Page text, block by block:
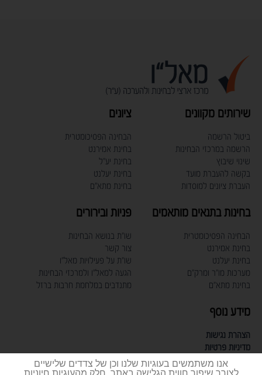
שירותים מקוונים
ביטול הרשמה
הרשמה במרכזי הבחינות
שינוי שיבוץ
בקשה להעברת מועד
העברת ציונים למוסדות
ציונים
הבחינה הפסיכומטרית
בחינת אמירנט
בחינת יע"ל
בחינת יעלנט
בחינת מתא"ם
בחינות בתנאים מותאמים
הבחינה הפסיכומטרית
בחינת אמירנט
בחינת יעלנט
מערכות מו"ר ומרק"ם
בחינת מתא"ם
פניות ובירורים
שו"ת בנושא הבחינות
צור קשר
שו"ת על פעילויות מאל"ו
הגעה למאל"ו ולמרכזי הבחינות
מתנדבים במלחמת חרבות ברזל
מידע נוסף
הצהרת נגישות
מדיניות פרטיות
תעודת תקן אבטחת מידע
דרושים
אנו משתמשים בעוגיות שלנו וכן של צדדים שלישיים
לצורך שיפור חווית הגלישה באתר. חלק מהעוגיות חיוניות